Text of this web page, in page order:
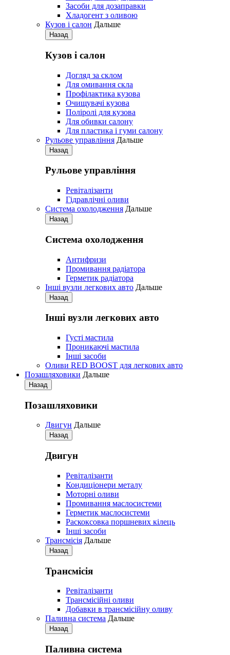
Засоби для дозаправки
Хладогент з оливою
Кузов і салон Дальше
Назад
Кузов і салон
Догляд за склом
Для омивання скла
Профілактика кузова
Очищувачі кузова
Поліролі для кузова
Для обивки салону
Для пластика і гуми салону
Рульове управління Дальше
Назад
Рульове управління
Ревіталізанти
Гідравлічні оливи
Система охолодження Дальше
Назад
Система охолодження
Антифризи
Промивання радіатора
Герметик радіатора
Iнші вузли легкових авто Дальше
Назад
Iнші вузли легкових авто
Густі мастила
Проникаючі мастила
Iнші засоби
Оливи RED BOOST для легкових авто
Позашляховики Дальше
Назад
Позашляховики
Двигун Дальше
Назад
Двигун
Ревіталізанти
Кондиціонери металу
Моторні оливи
Промивання маслосистеми
Герметик маслосистеми
Раскоксовка поршневих кілець
Iнші засоби
Трансмісія Дальше
Назад
Трансмісія
Ревіталізанти
Трансмісійні оливи
Добавки в трансмісійну оливу
Паливна система Дальше
Назад
Паливна система